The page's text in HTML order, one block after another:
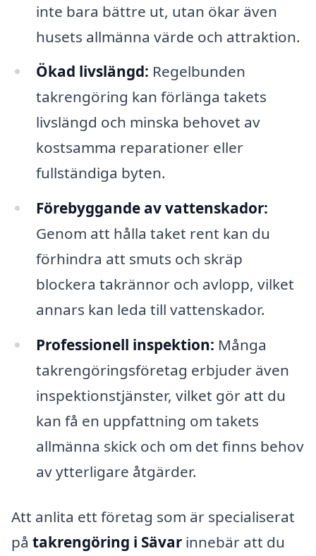
inte bara bättre ut, utan ökar även
husets allmänna värde och attraktion.
Ökad livslängd: Regelbunden
takrengöring kan förlänga takets
livslängd och minska behovet av
kostsamma reparationer eller
fullständiga byten.
Förebyggande av vattenskador:
Genom att hålla taket rent kan du
förhindra att smuts och skräp
blockera takrännor och avlopp, vilket
annars kan leda till vattenskador.
Professionell inspektion: Många
takrengöringsföretag erbjuder även
inspektionstjänster, vilket gör att du
kan få en uppfattning om takets
allmänna skick och om det finns behov
av ytterligare åtgärder.
Att anlita ett företag som är specialiserat
på takrengöring i Sävar innebär att du